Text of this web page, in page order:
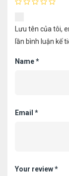
Lưu tên của tôi,
lần bình luận kế
Name*
Email *
Your review*